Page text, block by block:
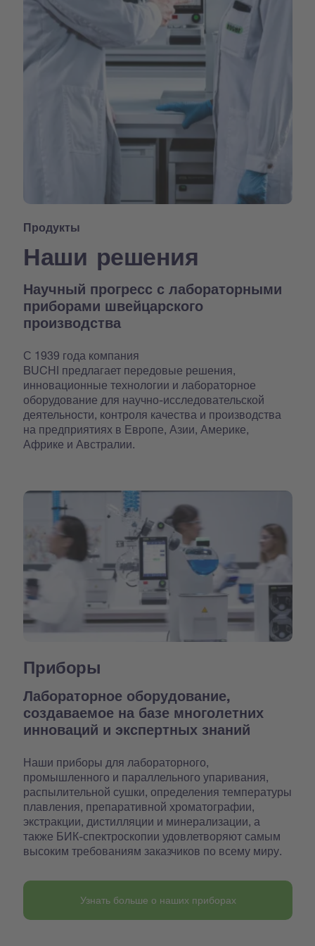
Продукты
Наши решения
Научный прогресс с лабораторными
приборами швейцарского
производства
С 1939 года компания
BUCHI предлагает передовые решения,
инновационные технологии и лабораторное
оборудование для научно-исследовательской
деятельности, контроля качества и производства
на предприятиях в Европе, Азии, Америке,
Африке и Австралии.
Приборы
Лабораторное оборудование,
создаваемое на базе многолетних
инноваций и экспертных знаний
Наши приборы для лабораторного,
промышленного и параллельного упаривания,
распылительной сушки, определения температуры
плавления, препаративной хроматографии,
экстракции, дистилляции и минерализации, а
также БИК-спектроскопии удовлетворяют самым
высоким требованиям заказчиков по всему миру.
Узнать больше о наших приборах